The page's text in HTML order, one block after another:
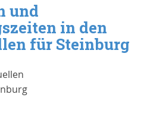
und
in den
für Steinburg